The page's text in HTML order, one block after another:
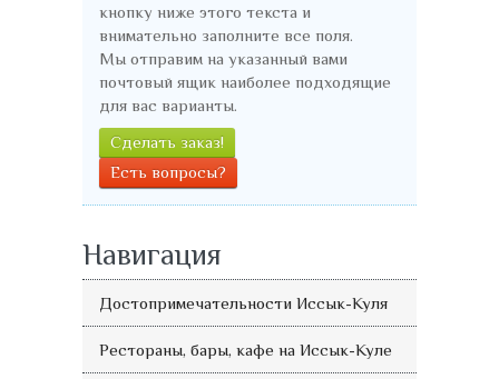
кнопку ниже этого текста и
внимательно заполните все поля.
Мы отправим на указанный вами
почтовый ящик наиболее подходящие
для вас варианты.
Сделать заказ!
Есть вопросы?
Навигация
Достопримечательности Иссык-Куля
Рестораны, бары, кафе на Иссык-Куле